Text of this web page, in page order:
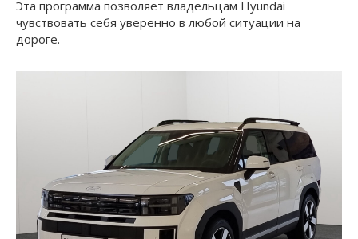
Эта программа позволяет владельцам Hyundai
чувствовать себя уверенно в любой ситуации на
дороге.